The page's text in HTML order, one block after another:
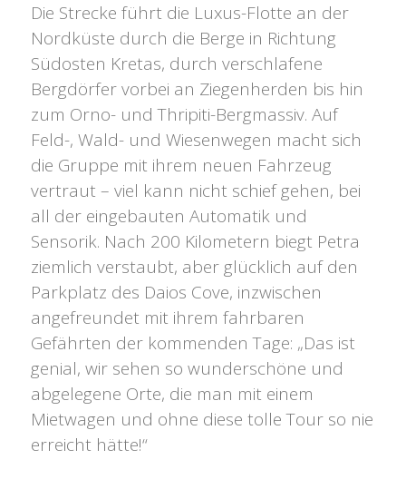
Die Strecke führt die Luxus-Flotte an der
Nordküste durch die Berge in Richtung
Südosten Kretas, durch verschlafene
Bergdörfer vorbei an Ziegenherden bis hin
zum Orno- und Thripiti-Bergmassiv. Auf
Feld-, Wald- und Wiesenwegen macht sich
die Gruppe mit ihrem neuen Fahrzeug
vertraut – viel kann nicht schief gehen, bei
all der eingebauten Automatik und
Sensorik. Nach 200 Kilometern biegt Petra
ziemlich verstaubt, aber glücklich auf den
Parkplatz des Daios Cove, inzwischen
angefreundet mit ihrem fahrbaren
Gefährten der kommenden Tage: „Das ist
genial, wir sehen so wunderschöne und
abgelegene Orte, die man mit einem
Mietwagen und ohne diese tolle Tour so nie
erreicht hätte!“